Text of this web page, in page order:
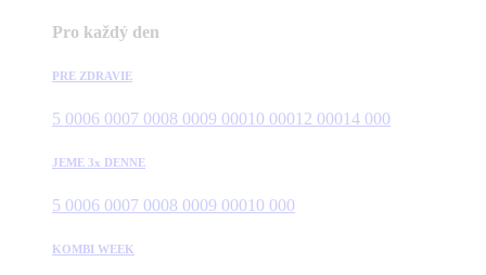
Pro každý den
PRE ZDRAVIE
5 0006 0007 0008 0009 00010 00012 00014 000
JEME 3x DENNE
5 0006 0007 0008 0009 00010 000
KOMBI WEEK